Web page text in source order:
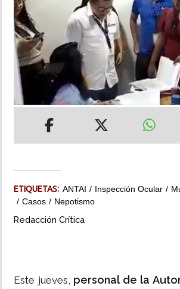
MUNDO
INSÓLITAS
MULTIMEDIA
ETIQUETAS: ANTAI Inspección Ocular
Casos
Nepotismo
Redacción Crítica
Este jueves, personal de la